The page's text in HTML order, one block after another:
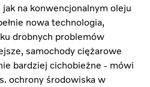
na konwencjonalnym oleju
nowa technologia,
drobnych problemów
samochody ciężarowe
bardziej cichobieżne - mówi
ochrony środowiska w